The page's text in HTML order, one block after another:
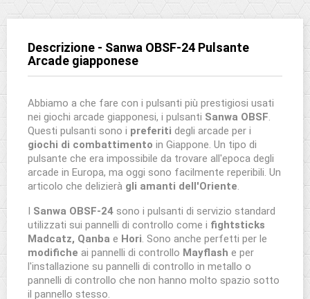
Descrizione - Sanwa OBSF-24 Pulsante
Arcade giapponese
Abbiamo a che fare con i pulsanti più prestigiosi usati
nei giochi arcade giapponesi, i pulsanti Sanwa OBSF.
Questi pulsanti sono i preferiti degli arcade per i
giochi di combattimento in Giappone. Un tipo di
pulsante che era impossibile da trovare all'epoca degli
arcade in Europa, ma oggi sono facilmente reperibili. Un
articolo che delizierà gli amanti dell'Oriente.
I Sanwa OBSF-24 sono i pulsanti di servizio standard
utilizzati sui pannelli di controllo come i fightsticks
Madcatz, Qanba e Hori. Sono anche perfetti per le
modifiche ai pannelli di controllo Mayflash e per
l'installazione su pannelli di controllo in metallo o
pannelli di controllo che non hanno molto spazio sotto
il pannello stesso.